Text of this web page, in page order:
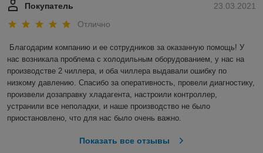
23.03.2021
Покупатель
Отлично
Благодарим компанию и ее сотрудников за оказанную помощь! У
нас возникала проблема с холодильным оборудованием, у нас на
производстве 2 чиллера, и оба чиллера выдавали ошибку по
низкому давлению. Спасибо за оперативность, провели диагностику,
произвели дозаправку хладагента, настроили контроллер,
устранили все неполадки, и наше производство не было
приостановлено, что для нас было очень важно.
Показать все отзывы